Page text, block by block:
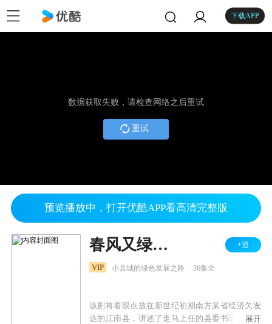
下载APP
数据获取失败，请检查网络之后重试
重试
预览播放中，打开优酷APP看高清完整版
春风又绿江南岸 +追
VIP 小县城的绿色发展之路 36集全
该剧将着眼点放在新世纪初期南方某省经济欠发
达的江南县，讲述了走马上任的县委书记严东雷
展开